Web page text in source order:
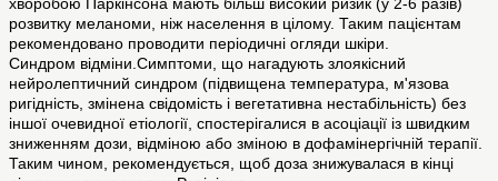
хворобою Паркінсона мають більш високий ризик (у 2-6 разів)
розвитку меланоми, ніж населення в цілому. Таким пацієнтам
рекомендовано проводити періодичні огляди шкіри.
Синдром відміни.Симптоми, що нагадують злоякісний
нейролептичний синдром (підвищена температура, м'язова
ригідність, змінена свідомість і вегетативна нестабільність) без
іншої очевидної етіології, спостерігалися в асоціації із швидким
зниженням дози, відміною або зміною в дофамінергічній терапії.
Таким чином, рекомендується, щоб доза знижувалася в кінці